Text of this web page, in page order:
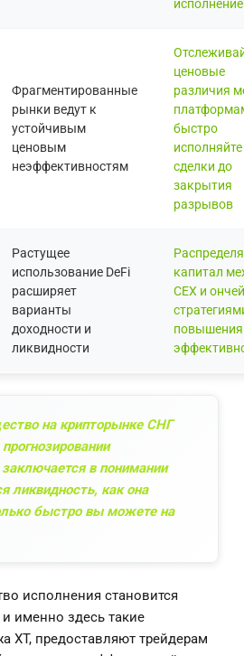
Фрагментированные
рынки ведут к
устойчивым
ценовым
неэффективностям
ценовые
различия
быстро
исполняйте
сделки до
закрытия
разрывов
Растущее
использование DeFi
расширяет
варианты
доходности и
ликвидности
капитал
CEX и
повышения
на крипторынке СНГ
в понимании
ликвидность, как она
быстро вы можете на
исполнения становится
именно здесь такие
XT, предоставляют трейдерам